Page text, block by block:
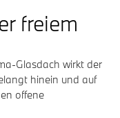
freiem
Glasdach wirkt der
hinein und auf
offene